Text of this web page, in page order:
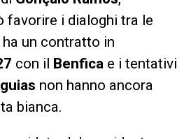
favorire i dialoghi tra le
un contratto in
con il Benficae i tentativi
non hanno ancora
bianca.